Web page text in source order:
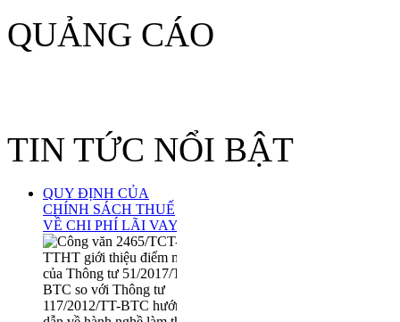
QUẢNG CÁO
TIN TỨC NỔI BẬT
QUY ĐỊNH CỦA
CHÍNH SÁCH THUẾ
VỀ CHI PHÍ LÃI VAY